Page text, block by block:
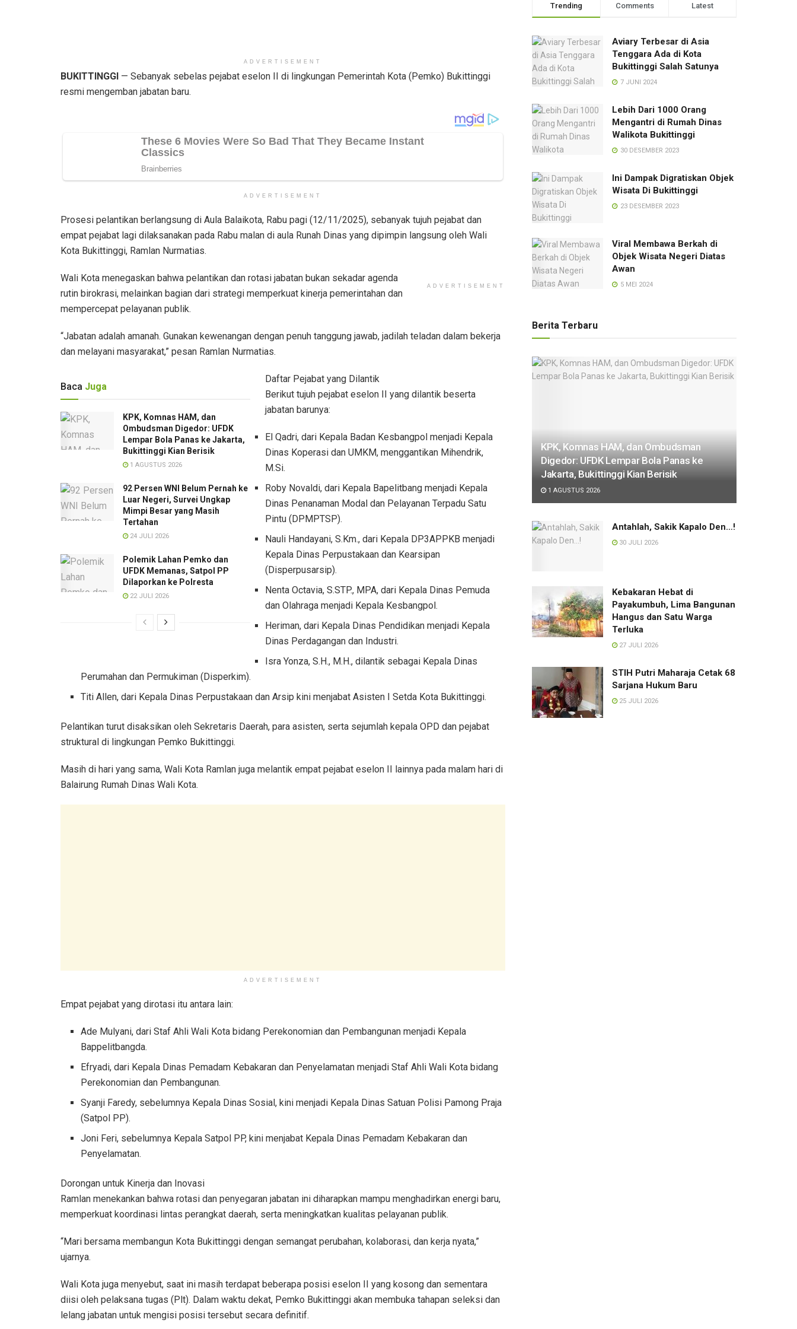
ADVERTISEMENT
BUKITTINGGI — Sebanyak sebelas pejabat eselon II di lingkungan Pemerintah Kota (Pemko) Bukittinggi
resmi mengemban jabatan baru.
ADVERTISEMENT
Prosesi pelantikan berlangsung di Aula Balaikota, Rabu pagi (12/11/2025), sebanyak tujuh pejabat dan
empat pejabat lagi dilaksanakan pada Rabu malan di aula Runah Dinas yang dipimpin langsung oleh Wali
Kota Bukittinggi, Ramlan Nurmatias.
ADVERTISEMENT
Wali Kota menegaskan bahwa pelantikan dan rotasi jabatan bukan sekadar agenda
rutin birokrasi, melainkan bagian dari strategi memperkuat kinerja pemerintahan dan
mempercepat pelayanan publik.
“Jabatan adalah amanah. Gunakan kewenangan dengan penuh tanggung jawab, jadilah teladan dalam bekerja
dan melayani masyarakat,” pesan Ramlan Nurmatias.
Baca Juga
KPK, Komnas HAM, dan
Ombudsman Digedor: UFDK
Lempar Bola Panas ke Jakarta,
Bukittinggi Kian Berisik
1 AGUSTUS 2026
92 Persen WNI Belum Pernah ke
Luar Negeri, Survei Ungkap
Mimpi Besar yang Masih
Tertahan
24 JULI 2026
Polemik Lahan Pemko dan
UFDK Memanas, Satpol PP
Dilaporkan ke Polresta
22 JULI 2026
Daftar Pejabat yang Dilantik
Berikut tujuh pejabat eselon II yang dilantik beserta
jabatan barunya:
El Qadri, dari Kepala Badan Kesbangpol menjadi Kepala
Dinas Koperasi dan UMKM, menggantikan Mihendrik,
M.Si.
Roby Novaldi, dari Kepala Bapelitbang menjadi Kepala
Dinas Penanaman Modal dan Pelayanan Terpadu Satu
Pintu (DPMPTSP).
Nauli Handayani, S.Km., dari Kepala DP3APPKB menjadi
Kepala Dinas Perpustakaan dan Kearsipan
(Disperpusarsip).
Nenta Octavia, S.STP., MPA, dari Kepala Dinas Pemuda
dan Olahraga menjadi Kepala Kesbangpol.
Heriman, dari Kepala Dinas Pendidikan menjadi Kepala
Dinas Perdagangan dan Industri.
Isra Yonza, S.H., M.H., dilantik sebagai Kepala Dinas
Perumahan dan Permukiman (Disperkim).
Titi Allen, dari Kepala Dinas Perpustakaan dan Arsip kini menjabat Asisten I Setda Kota Bukittinggi.
Pelantikan turut disaksikan oleh Sekretaris Daerah, para asisten, serta sejumlah kepala OPD dan pejabat
struktural di lingkungan Pemko Bukittinggi.
Masih di hari yang sama, Wali Kota Ramlan juga melantik empat pejabat eselon II lainnya pada malam hari di
Balairung Rumah Dinas Wali Kota.
ADVERTISEMENT
Empat pejabat yang dirotasi itu antara lain:
Ade Mulyani, dari Staf Ahli Wali Kota bidang Perekonomian dan Pembangunan menjadi Kepala
Bappelitbangda.
Efryadi, dari Kepala Dinas Pemadam Kebakaran dan Penyelamatan menjadi Staf Ahli Wali Kota bidang
Perekonomian dan Pembangunan.
Syanji Faredy, sebelumnya Kepala Dinas Sosial, kini menjadi Kepala Dinas Satuan Polisi Pamong Praja
(Satpol PP).
Joni Feri, sebelumnya Kepala Satpol PP, kini menjabat Kepala Dinas Pemadam Kebakaran dan
Penyelamatan.
Dorongan untuk Kinerja dan Inovasi
Ramlan menekankan bahwa rotasi dan penyegaran jabatan ini diharapkan mampu menghadirkan energi baru,
memperkuat koordinasi lintas perangkat daerah, serta meningkatkan kualitas pelayanan publik.
“Mari bersama membangun Kota Bukittinggi dengan semangat perubahan, kolaborasi, dan kerja nyata,”
ujarnya.
Wali Kota juga menyebut, saat ini masih terdapat beberapa posisi eselon II yang kosong dan sementara
diisi oleh pelaksana tugas (Plt). Dalam waktu dekat, Pemko Bukittinggi akan membuka tahapan seleksi dan
lelang jabatan untuk mengisi posisi tersebut secara definitif.
Trending Comments Latest
Aviary Terbesar di Asia
Tenggara Ada di Kota
Bukittinggi Salah Satunya
7 JUNI 2024
Lebih Dari 1000 Orang
Mengantri di Rumah Dinas
Walikota Bukittinggi
30 DESEMBER 2023
Ini Dampak Digratiskan Objek
Wisata Di Bukittinggi
23 DESEMBER 2023
Viral Membawa Berkah di
Objek Wisata Negeri Diatas
Awan
5 MEI 2024
Berita Terbaru
KPK, Komnas HAM, dan Ombudsman
Digedor: UFDK Lempar Bola Panas ke
Jakarta, Bukittinggi Kian Berisik
1 AGUSTUS 2026
Antahlah, Sakik Kapalo Den…!
30 JULI 2026
Kebakaran Hebat di
Payakumbuh, Lima Bangunan
Hangus dan Satu Warga
Terluka
27 JULI 2026
STIH Putri Maharaja Cetak 68
Sarjana Hukum Baru
25 JULI 2026